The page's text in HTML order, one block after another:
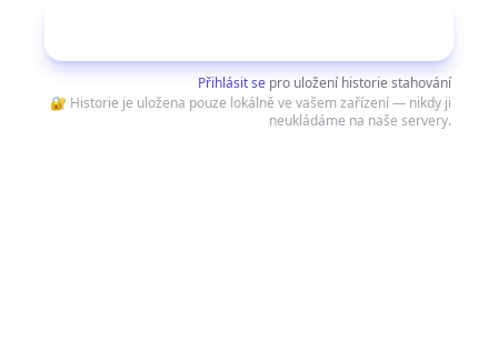
Přihlásit se pro uložení historie stahování
🔐 Historie je uložena pouze lokálně ve vašem zařízení — nikdy ji
neukládáme na naše servery.